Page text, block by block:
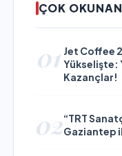
ÇOK
01 Jet Coffee
Yükselişte:
Kazançlar!
02“TRT
Gaziantep